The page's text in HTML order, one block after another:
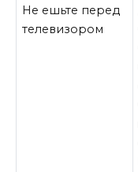
Не ешьте перед
телевизором